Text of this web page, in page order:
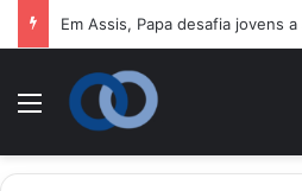
Menu